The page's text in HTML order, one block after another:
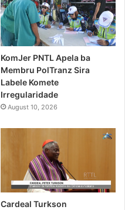
KomJer PNTL Apela ba
Membru PolTranz Sira
Labele Komete
Irregularidade
August 10, 2026
Cardeal Turkson